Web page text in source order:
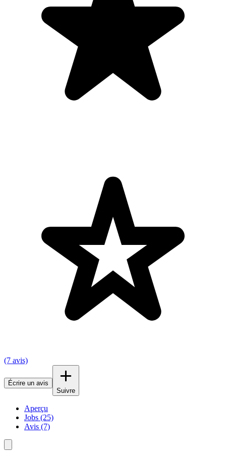
(7 avis)
Écrire un avis
Suivre
Aperçu
Jobs (25)
Avis (7)